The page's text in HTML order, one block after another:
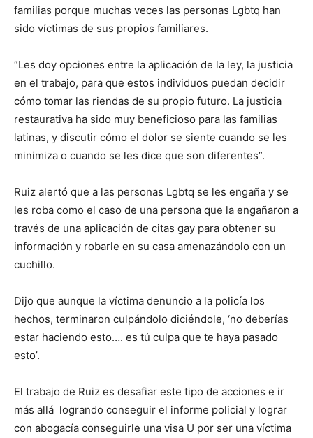
familias porque muchas veces las personas Lgbtq han
sido víctimas de sus propios familiares.
“Les doy opciones entre la aplicación de la ley, la justicia
en el trabajo, para que estos individuos puedan decidir
cómo tomar las riendas de su propio futuro. La justicia
restaurativa ha sido muy beneficioso para las familias
latinas, y discutir cómo el dolor se siente cuando se les
minimiza o cuando se les dice que son diferentes”.
Ruiz alertó que a las personas Lgbtq se les engaña y se
les roba como el caso de una persona que la engañaron a
través de una aplicación de citas gay para obtener su
información y robarle en su casa amenazándolo con un
cuchillo.
Dijo que aunque la víctima denuncio a la policía los
hechos, terminaron culpándolo diciéndole, ‘no deberías
estar haciendo esto…. es tú culpa que te haya pasado
esto’.
El trabajo de Ruiz es desafiar este tipo de acciones e ir
más allá logrando conseguir el informe policial y lograr
con abogacía conseguirle una visa U por ser una víctima